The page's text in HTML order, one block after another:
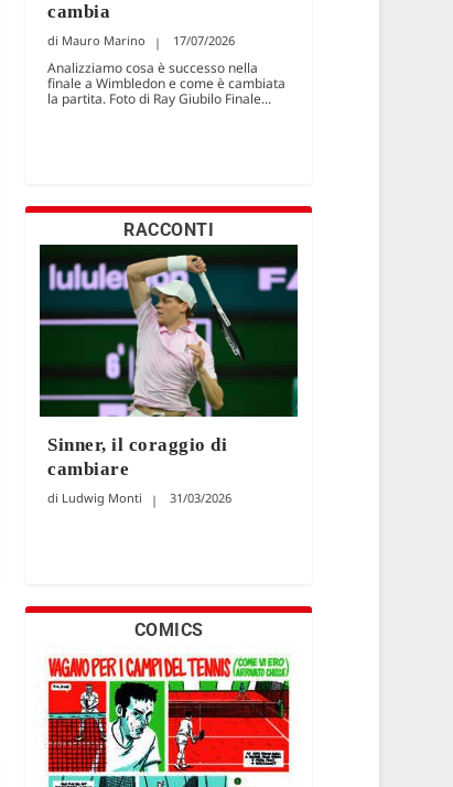
cambia
Mauro Marino 17/07/2026
Analizziamo cosa è successo nella
finale a Wimbledon e come è cambiata
la partita. Foto di Ray Giubilo Finale...
RACCONTI
Sinner, il coraggio di
cambiare
Ludwig Monti 31/03/2026
COMICS